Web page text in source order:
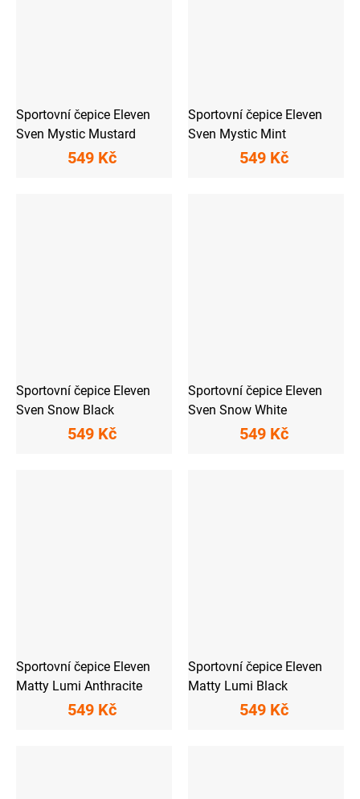
Sportovní čepice Eleven
Sven Mystic Mustard
549 Kč
Sportovní čepice Eleven
Sven Mystic Mint
549 Kč
Sportovní čepice Eleven
Sven Snow Black
549 Kč
Sportovní čepice Eleven
Sven Snow White
549 Kč
Sportovní čepice Eleven
Matty Lumi Anthracite
549 Kč
Sportovní čepice Eleven
Matty Lumi Black
549 Kč